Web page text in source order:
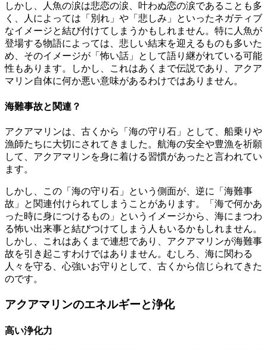
しかし、人魚の涙は悲恋の涙、叶わぬ恋の涙であることも多
く、人によっては「別れ」や「悲しみ」といったネガティブ
なイメージと結び付けてしまうかもしれません。特に人魚が
登場する物語によっては、悲しい結末を迎えるものも多いた
め、そのイメージが「怖い話」として語り継がれている可能
性もあります。しかし、これはあくまで伝説であり、アクア
マリン自体に何か悪い意味があるわけではありません。
海難事故と関連？
アクアマリンは、古くから「海の守り石」として、船乗りや
漁師たちに大切にされてきました。航海の安全や豊漁を祈願
して、アクアマリンを身に着ける習慣があったと言われてい
ます。
しかし、この「海の守り石」という側面が、逆に「海難事
故」と関連付けられてしまうことがあります。「海で何かあ
った時に身につけるもの」というイメージから、海にまつわ
る怖い出来事と結びつけてしまう人もいるかもしれません。
しかし、これはあくまで連想であり、アクアマリンが海難事
故を引き起こすわけではありません。むしろ、海に関わる
人々を守る、心強いお守りとして、古くから信じられてきた
のです。
アクアマリンのエネルギーと浄化
高い浄化力